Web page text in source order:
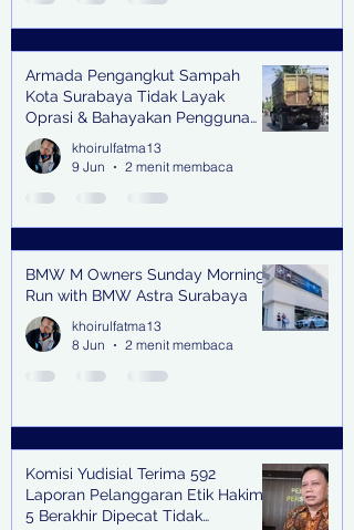
Armada Pengangkut Sampah
Kota Surabaya Tidak Layak
Oprasi & Bahayakan Pengguna
Jalan
khoirulfatma13
9 Jun
2 menit membaca
BMW M Owners Sunday Morning
Run with BMW Astra Surabaya
khoirulfatma13
8 Jun
2 menit membaca
Komisi Yudisial Terima 592
Laporan Pelanggaran Etik Hakim,
5 Berakhir Dipecat Tidak